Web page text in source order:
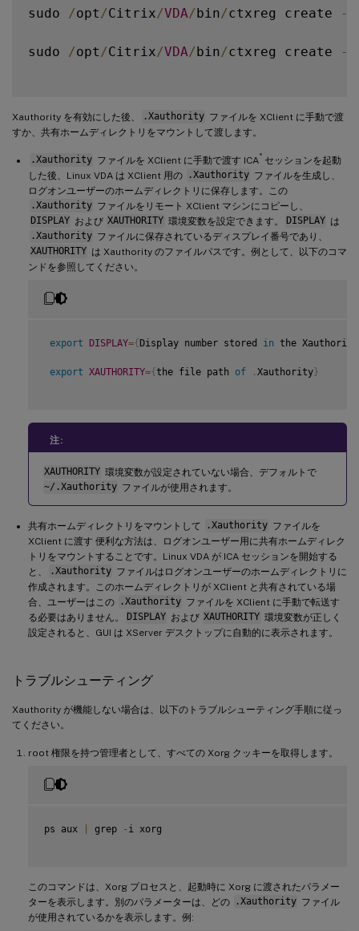
sudo /opt /Citrix/VDA/bin/ctxreg create -
sudo /opt /Citrix/VDA/bin/ctxreg create -
Xauthority を有効にした後、 .Xauthority ファイルを XClient に手動で渡
すか、共有ホームディレクトリをマウントして渡します。
.Xauthority ファイルを XClient に手動で渡す ICA ®
セッションを起動
した後、Linux VDA は XClient 用の
.Xauthority ファイルを生成し、
ログオンユーザーのホームディレクトリに保存します。この
.Xauthority ファイルをリモート XClient マシンにコピーし、
DISPLAY および XAUTHORITY 環境変数を設定できます。 DISPLAY は
.Xauthority ファイルに保存されているディスプレイ番号であり、
XAUTHORITY は Xauthority のファイルパスです。例として、以下のコマ
ンドを参照してください。
export DISPLAY={Display number stored in the
export XAUTHORITY={the file path of . Xauthority}
注:
XAUTHORITY 環境変数が設定されていない場合、デフォルトで
~/.Xauthority ファイルが使用されます。
共有ホームディレクトリをマウントして .Xauthority ファイルを
XClient に渡す 便利な方法は、ログオンユーザー用に共有ホームディレク
トリをマウントすることです。Linux VDA が ICA セッションを開始する
と、
.Xauthority ファイルはログオンユーザーのホームディレクトリに
作成されます。このホームディレクトリが XClient と共有されている場
合、ユーザーはこの
.Xauthority ファイルを XClient に手動で転送す
る必要はありません。
DISPLAY および XAUTHORITY 環境変数が正しく
設定されると、GUI は XServer デスクトップに自動的に表示されます。
トラブルシューティング
Xauthority が機能しない場合は、以下のトラブルシューティング手順に従っ
てください。
root 権限を持つ管理者として、すべての Xorg クッキーを取得します。
ps aux grep - i xorg
このコマンドは、Xorg プロセスと、起動時に Xorg に渡されたパラメー
ターを表示します。別のパラメーターは、どの
.Xauthority ファイル
が使用されているかを表示します。例: